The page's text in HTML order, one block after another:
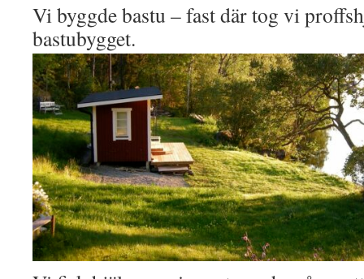
Vi byggde bastu – fast där tog vi
bastubygget.